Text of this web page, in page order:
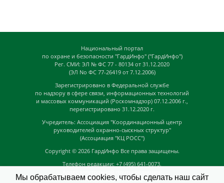
Национальный портал
по охране и безопасности "ГардИнфо" ("ГардИнфо")
Рег. СМИ: ЭЛ № ФС 77 - 80134 от 31.12.2020
(ЭЛ No ФС 77-26419 от 7.12.2006)
Зарегистрировано в Федеральной службе
по надзору в сфере связи, информационных технологий
и массовых коммуникаций (Роскомнадзор) 07.12.2006 г.,
перегистрировано 31.12.2020 г.
Учредитель: Ассоциация "Координационный центр
руководителей охранно-сыскных структур"
(Ассоциация "КЦ РОСС")
Copyright © 2026 ГардИнфо Все права защищены.
Телефон редакции: +7 (495) 641-0073,
news@guardinfo.online
Мы обрабатываем cookies, чтобы сделать наш сайт